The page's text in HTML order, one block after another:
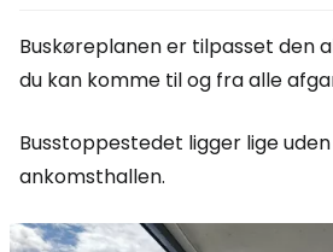
Buskøreplanen er tilpasset den
du kan komme til og fra alle
Busstoppestedet ligger lige
ankomsthallen.